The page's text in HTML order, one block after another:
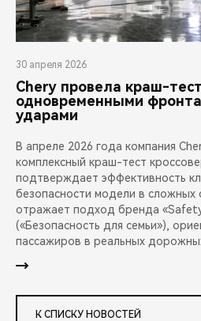
30 апреля 2026
Chery провела краш-
одновременными
ударами
В апреле 2026 года компания
комплексный краш-тест
подтверждает эффективность
безопасности модели в сложных
отражает подход бренда «Safety
(«Безопасность для семьи»),
пассажиров в реальных
К СПИСКУ НОВОСТЕЙ